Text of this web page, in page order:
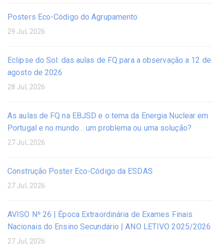
Posters Eco-Código do Agrupamento
29 Jul, 2026
Eclipse do Sol: das aulas de FQ para a observação a 12 de
agosto de 2026
28 Jul, 2026
As aulas de FQ na EBJSD e o tema da Energia Nuclear em
Portugal e no mundo… um problema ou uma solução?
27 Jul, 2026
Construção Poster Eco-Código da ESDAS
27 Jul, 2026
AVISO Nº 26 | Época Extraordinária de Exames Finais
Nacionais do Ensino Secundário | ANO LETIVO 2025/2026
27 Jul, 2026